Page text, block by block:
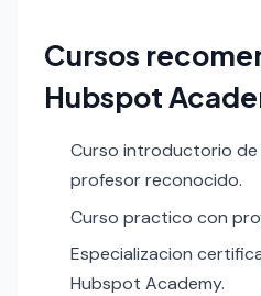
Cursos
Hubspot
Curso introductorio
profesor reconocido.
Curso practico con
Especializacion
Hubspot Academy.